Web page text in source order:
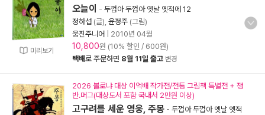
미리보기
오늘이 - 두껍아 두껍아 옛날 옛적에 12
정하섭 (글), 윤정주 (그림)
웅진주니어
2010년 04월
10,800원 (10% 할인 / 600원)
택배로 주문하면 8월 11일 출고 변경
2026 볼로냐 대상 이억배 작가전/전통 그림책 특별전 + 쟁
반.머그(대상도서 포함 국내서 2만원 이상)
고구려를 세운 영웅, 주몽 - 두껍아 두껍아 옛날 옛적